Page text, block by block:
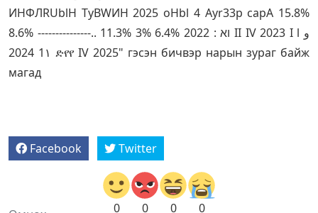
Facebook Twitter
0 0 0 0